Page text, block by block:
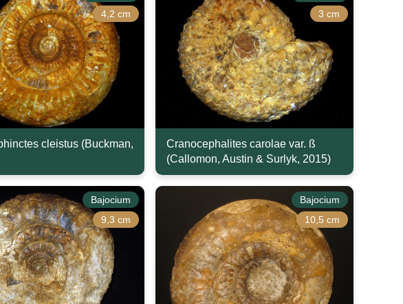
4,2 cm
cleistus (Buckman,
3 cm
Cranocephalites carolae var. ß
(Callomon, Austin & Surlyk, 2015)
Bajocium
9,3 cm
Bajocium
10,5 cm